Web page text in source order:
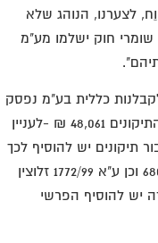
לצערנו, הנוהג שלא
חוק ישלמו מע"מ
כללית בע"מ נפסק
ע"י כבוד השופטת חנה לפין הראל :"עלות התיקונים 48,061 ₪ -לעניין
יש להוסיף לכך
מס ערך מוסף: בע"א 10944/02 הנ"ל בעמ' 680 וכן ע"א 1772/99 זלוצין
203 – לסכום זה יש להוסיף הפרשי